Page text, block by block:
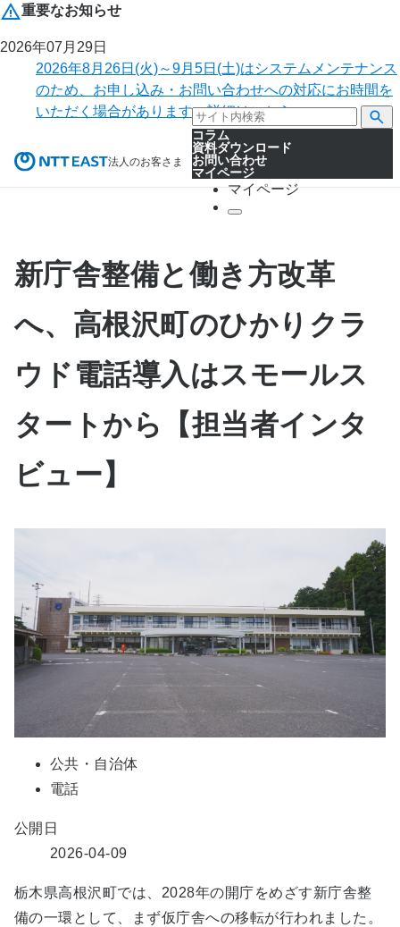
重要なお知らせ
2026年07月29日
2026年8月26日(火)～9月5日(土)はシステムメンテナンス
のため、お申し込み・お問い合わせへの対応にお時間を
いただく場合があります。詳細はこちら。
法人のお客さま
コラム
資料ダウンロード
お問い合わせ
マイページ
マイページ
新庁舎整備と働き方改革
へ、高根沢町のひかりクラ
ウド電話導入はスモールス
タートから【担当者インタ
ビュー】
公共・自治体
電話
公開日
2026-04-09
栃木県高根沢町では、2028年の開庁をめざす新庁舎整
備の一環として、まず仮庁舎への移転が行われました。